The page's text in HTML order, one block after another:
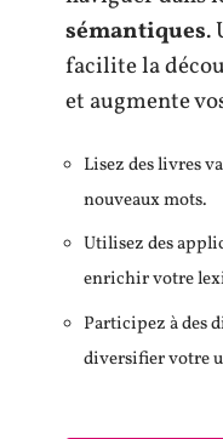
sémantiques.
facilite la
et augmente
Lisez des livres
nouveaux mots.
Utilisez des
enrichir votre
Participez à des
diversifier votre